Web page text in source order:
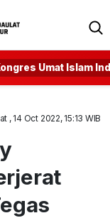
Umat Islam
, 14 Oct 2022, 15:13 WIB